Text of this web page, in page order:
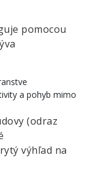
pomocou
a pohyb mimo
(odraz
výhľad na